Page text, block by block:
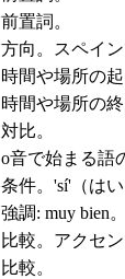
前置詞。
方向。スペイ
時間や場所の起
時間や場所の終
対比。
o音で始まる語
条件。'sí'（はい
強調: muy bien。
比較。アクセ
比較。